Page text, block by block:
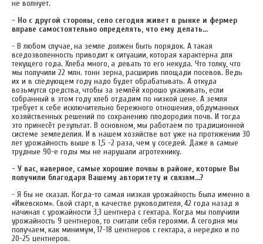
не волнует.
- Но с другой стороны, село сегодня живет в рынке и фермер
вправе самостоятельно определять, что ему делать…
- В любом случае, на земле должен быть порядок. А такая
вседозволенность приводит к ситуации, которая характерна для
текущего года. Хлеба много, а девать то его некуда. Что толку, что
мы получили 22 млн. тонн зерна, расширив площади посевов. Ведь
их и в следующем году надо будет обрабатывать. А откуда
возьмутся средства, чтобы за землёй хорошо ухаживать, если
собранный в этом году хлеб отдадим по низкой цене. А земля
требует к себе исключительно бережного отношения, обдуманных
хозяйственных решений по сохранению плодородия почв. И тогда
это принесёт результат. В основном, мы работаем по традиционной
системе земледелия. И в нашем хозяйстве вот уже на протяжении 30
лет урожайность выше в 1,5 -2 раза, чем у соседей. Даже в самые
трудные 90-е годы мы не нарушали агротехнику.
- У вас, наверное, самые хорошие почвы в районе, которые Вы
получили благодаря Вашему авторитету и связям…?
- Я бы не сказал. Когда-то самая низкая урожайность была именно в
«Ижевском». Свой старт, в качестве руководителя, 42 года назад я
начинал с урожайности 3,3 центнера с гектара. Когда мы получили
урожайность 9 центнеров, то считали себя героями. А сегодня мы
получаем, как минимум, 17-18 центнеров с гектара, а нередко и по
20-25 центнеров.